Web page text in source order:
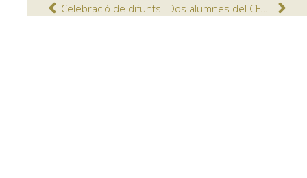
Celebració de difunts Dos alumnes del CFGS d’Administració i Finances guanyadores del premi E2 ESCOLA D’EMPRENEDORS